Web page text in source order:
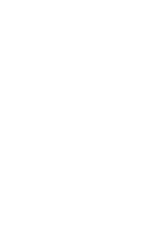
Silver